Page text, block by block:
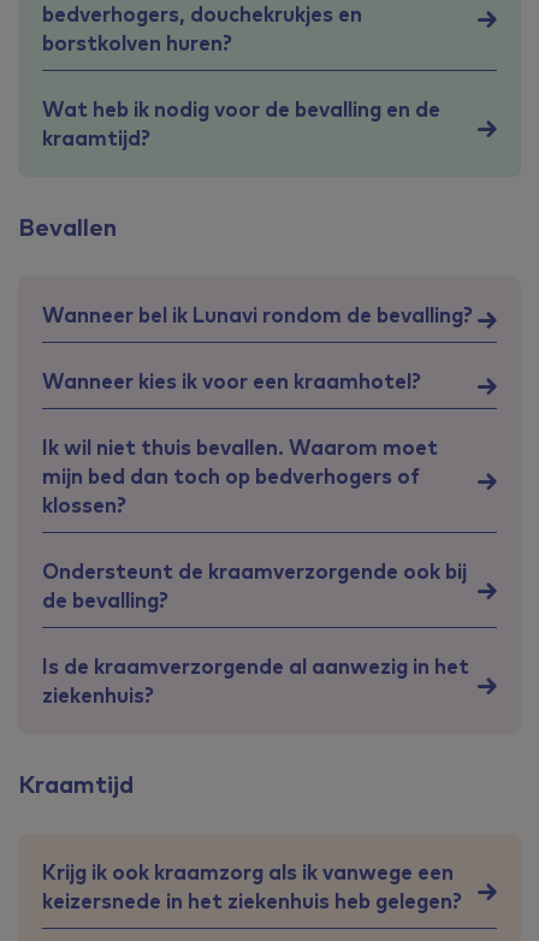
bedverhogers, douchekrukjes en
borstkolven huren?
Wat heb ik nodig voor de bevalling en de
kraamtijd?
Bevallen
Wanneer bel ik Lunavi rondom de bevalling?
Wanneer kies ik voor een kraamhotel?
Ik wil niet thuis bevallen. Waarom moet
mijn bed dan toch op bedverhogers of
klossen?
Ondersteunt de kraamverzorgende ook bij
de bevalling?
Is de kraamverzorgende al aanwezig in het
ziekenhuis?
Kraamtijd
Krijg ik ook kraamzorg als ik vanwege een
keizersnede in het ziekenhuis heb gelegen?